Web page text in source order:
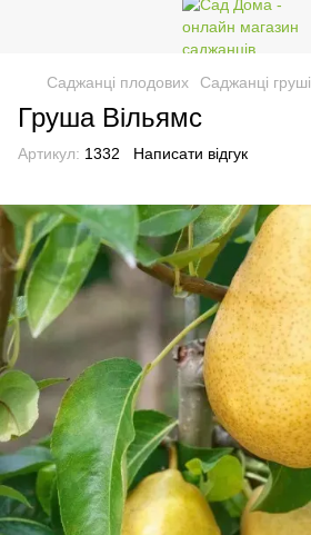
Саджанці плодових Саджанці груші
Груша Вільямс
Артикул: 1332 Написати відгук